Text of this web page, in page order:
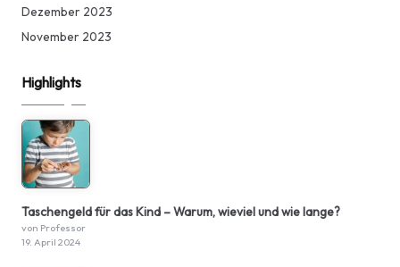
Dezember 2023
November 2023
Highlights
Taschengeld für das Kind – Warum, wieviel und wie lange?
von Professor
19. April 2024